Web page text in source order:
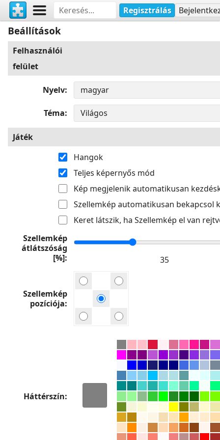
Regisztrálás
Beállítások
Felhasználói
felület
Nyelv
Téma
Játék
Hangok
Teljes képernyős mód
Kép megjelenik automatikusan
Szellemkép automatikusan bekapcsol
Keret látszik, ha Szellemkép el van
Szellemkép
átlátszóság
[%]
Szellemkép
pozíciója
Háttérszín